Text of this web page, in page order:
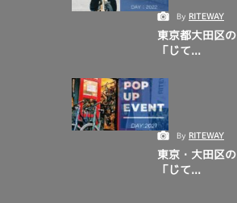
By RITEWAY
東京都大田区の
「じて...
By RITEWAY
東京・大田区の
「じて...